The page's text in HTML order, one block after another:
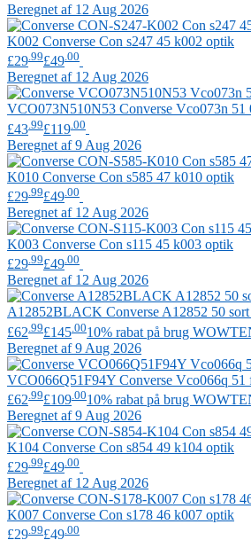
Beregnet af 12 Aug 2026
K002 Converse Con s247 45 k002 optik
£29 .99£49 .00
Beregnet af 12 Aug 2026
VCO073N510N53 Converse Vco073n 51
£43 .99£119 .00
Beregnet af 9 Aug 2026
K010 Converse Con s585 47 k010 optik
£29 .99£49 .00
Beregnet af 12 Aug 2026
K003 Converse Con s115 45 k003 optik
£29 .99£49 .00
Beregnet af 12 Aug 2026
A12852BLACK Converse A12852 50
£62 .99£145 .0010% rabat på brug
Beregnet af 9 Aug 2026
VCO066Q51F94Y Converse Vco066q 51
£62 .99£109 .0010% rabat på brug
Beregnet af 9 Aug 2026
K104 Converse Con s854 49 k104 optik
£29 .99£49 .00
Beregnet af 12 Aug 2026
K007 Converse Con s178 46 k007 optik
£29.99£49.00